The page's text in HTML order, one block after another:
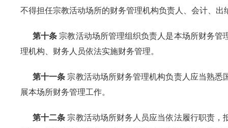
不得担任宗教活动场所的财务管理机构负责人、会计、出
第十条 宗教活动场所管理组织负责人是本场所财务
理机构、财务人员依法实施财务管理。
第十一条 宗教活动场所财务管理机构负责人应当熟
展本场所财务管理工作。
第十二条 宗教活动场所财务人员应当依法履行职责